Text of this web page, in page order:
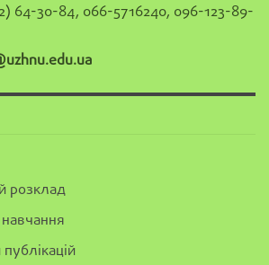
64-30-84, 066-5716240, 096-123-89-
розклад